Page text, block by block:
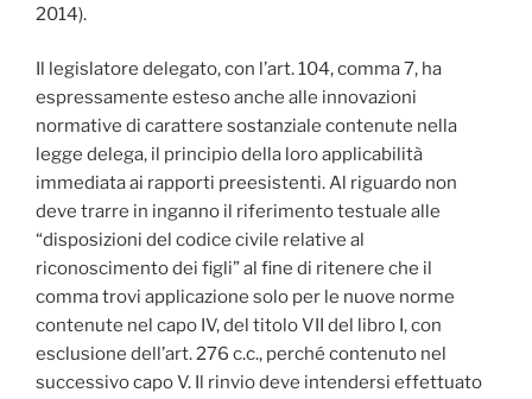
2014).
Il legislatore delegato, con l’art. 104, comma 7, ha
espressamente esteso anche alle innovazioni
normative di carattere sostanziale contenute nella
legge delega, il principio della loro applicabilità
immediata ai rapporti preesistenti. Al riguardo non
deve trarre in inganno il riferimento testuale alle
“disposizioni del codice civile relative al
riconoscimento dei figli” al fine di ritenere che il
comma trovi applicazione solo per le nuove norme
contenute nel capo IV, del titolo VII del libro I, con
esclusione dell’art. 276 c.c., perché contenuto nel
successivo capo V. Il rinvio deve intendersi effettuato